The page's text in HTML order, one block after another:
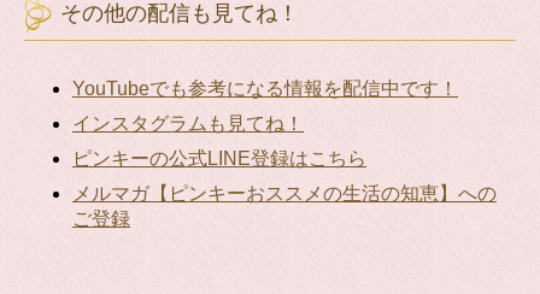
その他の配信も見てね！
YouTubeでも参考になる情報を配信中です！
インスタグラムも見てね！
ピンキーの公式LINE登録はこちら
メルマガ【ピンキーおススメの生活の知恵】への
ご登録